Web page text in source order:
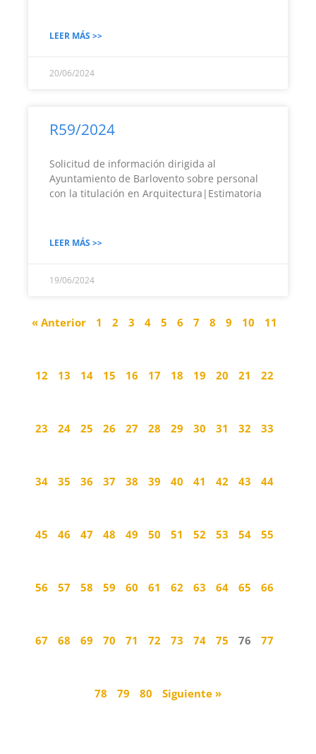
LEER MÁS >>
20/06/2024
R59/2024
Solicitud de información dirigida al
Ayuntamiento de Barlovento sobre personal
con la titulación en Arquitectura|Estimatoria
LEER MÁS >>
19/06/2024
« Anterior 1 2 3 4 5 6 7 8 9 10 11
12 13 14 15 16 17 18 19 20 21 22
23 24 25 26 27 28 29 30 31 32 33
34 35 36 37 38 39 40 41 42 43 44
45 46 47 48 49 50 51 52 53 54 55
56 57 58 59 60 61 62 63 64 65 66
67 68 69 70 71 72 73 74 75 76 77
78 79 80 Siguiente »